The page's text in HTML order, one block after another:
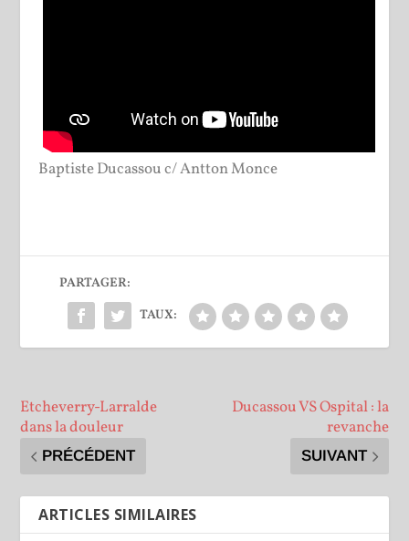
Baptiste Ducassou c/ Antton Monce
PARTAGER:
TAUX:
Etcheverry-Larralde
dans la douleur
PRÉCÉDENT
Ducassou VS Ospital : la
revanche
SUIVANT
ARTICLES SIMILAIRES